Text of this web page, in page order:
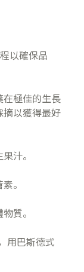
以確保品
極佳的生長
摘以獲得最好
汁。
。
質。
用巴斯德式